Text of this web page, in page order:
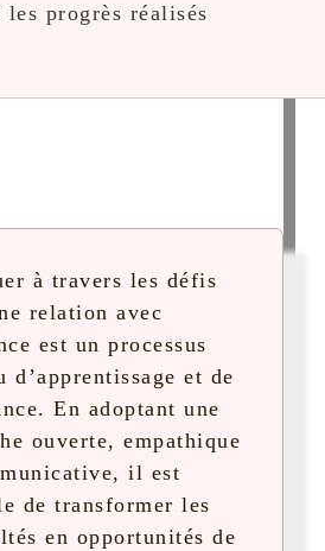
progrès réalisés
à travers les défis
relation avec
est un processus
d’apprentissage et de
En adoptant une
ouverte, empathique
il est
de transformer les
en opportunités de